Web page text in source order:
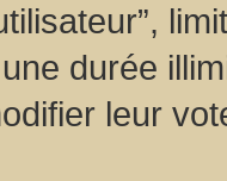
durée
leur